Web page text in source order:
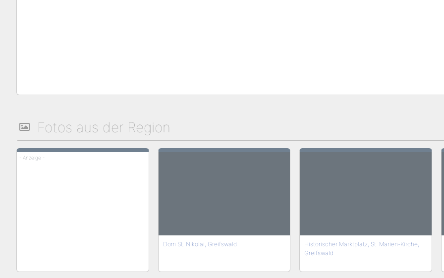
Fotos aus der Region
- Anzeige -
Dom St. Nikolai, Greifswald
Historischer Marktplatz, St. Marien-Kirche,
Greifswald